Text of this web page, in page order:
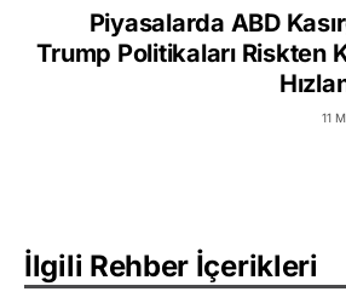
Piyasalarda ABD
Trump Politikaları Riskten
11
İlgili Rehber İçerikleri